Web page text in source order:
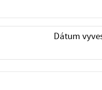
Dátum